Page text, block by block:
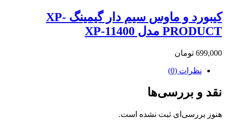
کیبورد و ماوس سیم دار گیمینگ XP-
PRODUCT مدل XP-11400
699,000 تومان
نظرات (0)
نقد و بررسی‌ها
هنوز بررسی‌ای ثبت نشده است.